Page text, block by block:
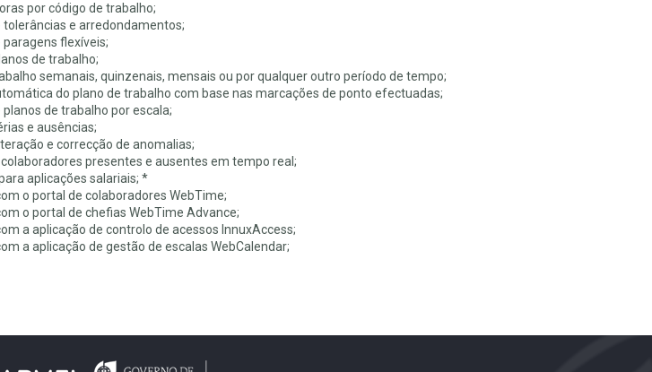
por código de trabalho;
tolerâncias e arredondamentos;
paragens flexíveis;
de trabalho;
semanais, quinzenais, mensais ou por qualquer outro período de tempo;
do plano de trabalho com base nas marcações de ponto efectuadas;
planos de trabalho por escala;
e ausências;
e correcção de anomalias;
presentes e ausentes em tempo real;
aplicações salariais; *
o portal de colaboradores WebTime;
o portal de chefias WebTime Advance;
a aplicação de controlo de acessos InnuxAccess;
a aplicação de gestão de escalas WebCalendar;